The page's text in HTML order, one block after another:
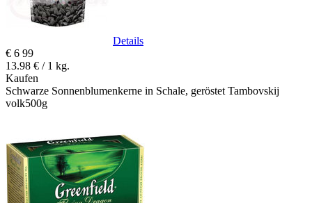
Details
€ 6 99
13.98 € / 1 kg.
Kaufen
Schwarze Sonnenblumenkerne in Schale, geröstet Tambovskij
volk500g